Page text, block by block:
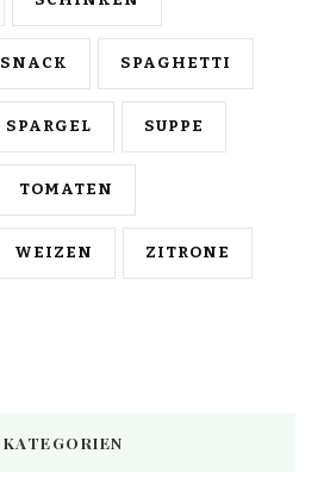
SNACK SPAGHETTI
SPARGEL SUPPE
TOMATEN
WEIZEN ZITRONE
KATEGORIEN